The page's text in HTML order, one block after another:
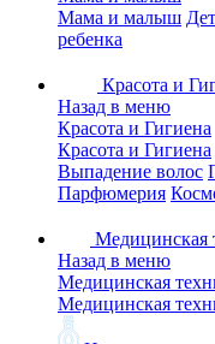
Мама и малыш
ребенка
Красота и
Назад в меню
Красота и Гигиена
Красота и Гигиена
Выпадение волос
Парфюмерия
Медицинская
Назад в меню
Медицинская
Медицинская